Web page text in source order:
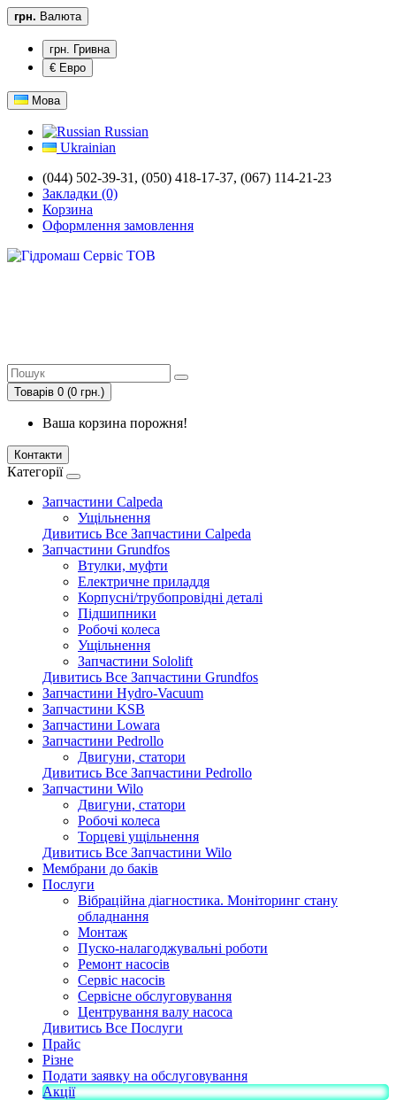
грн. Валюта
грн. Гривна
€ Евро
Мова
Russian
Ukrainian
(044) 502-39-31, (050) 418-17-37, (067) 114-21-23
Закладки (0)
Корзина
Оформлення замовлення
Товарів 0 (0 грн.)
Ваша корзина порожня!
Контакти
Категорії
Запчастини Calpeda
Ущільнення
Дивитись Все Запчастини Calpeda
Запчастини Grundfos
Втулки, муфти
Електричне приладдя
Корпусні/трубопровідні деталі
Підшипники
Робочі колеса
Ущільнення
Запчастини Sololift
Дивитись Все Запчастини Grundfos
Запчастини Hydro-Vacuum
Запчастини KSB
Запчастини Lowara
Запчастини Pedrollo
Двигуни, статори
Дивитись Все Запчастини Pedrollo
Запчастини Wilo
Двигуни, статори
Робочі колеса
Торцеві ущільнення
Дивитись Все Запчастини Wilo
Мембрани до баків
Послуги
Вібраційна діагностика. Моніторинг стану
обладнання
Монтаж
Пуско-налагоджувальні роботи
Ремонт насосів
Сервіс насосів
Сервісне обслуговування
Центрування валу насоса
Дивитись Все Послуги
Прайс
Різне
Подати заявку на обслуговування
Акції